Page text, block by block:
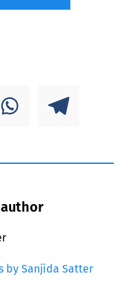
by Sanjida Satter